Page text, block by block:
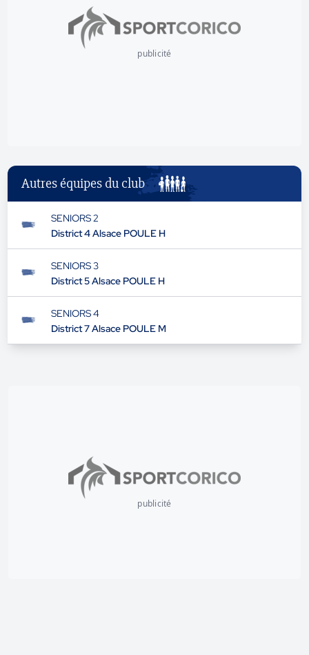
publicité
Autres équipes du club
SENIORS 2
District 4 Alsace POULE H
SENIORS 3
District 5 Alsace POULE H
SENIORS 4
District 7 Alsace POULE M
publicité